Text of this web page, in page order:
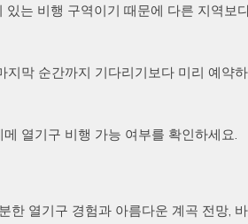
는 비행 구역이기 때문에 다른 지역보
막 순간까지 기다리기보다 미리 예약
열기구 비행 가능 여부를 확인하세요.
한 열기구 경험과 아름다운 계곡 전망,